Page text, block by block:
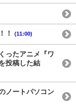
！ (11:00)
ったアニメ『ワ
投稿した結
ノートパソコン